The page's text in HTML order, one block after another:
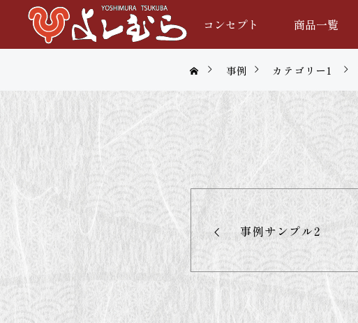
コンセプト 商品一覧
事例 カテゴリー1
事例サンプル3
2023.08.31
カテゴリー1
事例サンプル2